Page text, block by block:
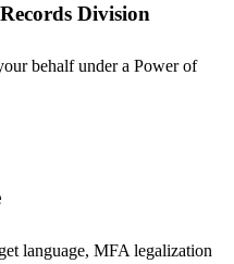
Division
behalf under a Power of
language, MFA legalization